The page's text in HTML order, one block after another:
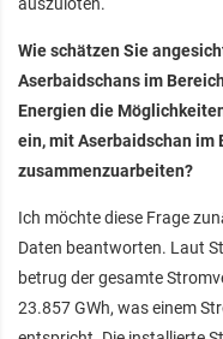
Wie schätzen Sie
Aserbaidschans im
Energien die
ein, mit Aserbaidschan im
zusammenzuarbeiten?
Ich möchte diese Frage
Daten beantworten. Laut
betrug der gesamte
23.857 GWh, was einem